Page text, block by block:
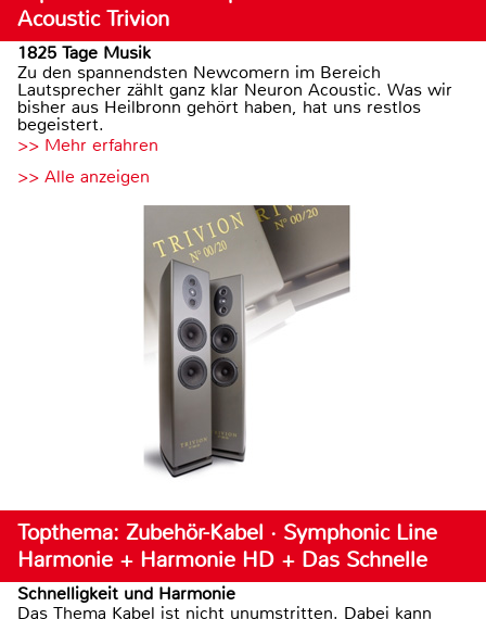
Acoustic Trivion
1825 Tage Musik
Zu den spannendsten Newcomern im Bereich
Lautsprecher zählt ganz klar Neuron Acoustic. Was wir
bisher aus Heilbronn gehört haben, hat uns restlos
begeistert.
>> Mehr erfahren
>> Alle anzeigen
Topthema: Zubehör-Kabel · Symphonic Line
Harmonie + Harmonie HD + Das Schnelle
Schnelligkeit und Harmonie
Das Thema Kabel ist nicht unumstritten. Dabei kann